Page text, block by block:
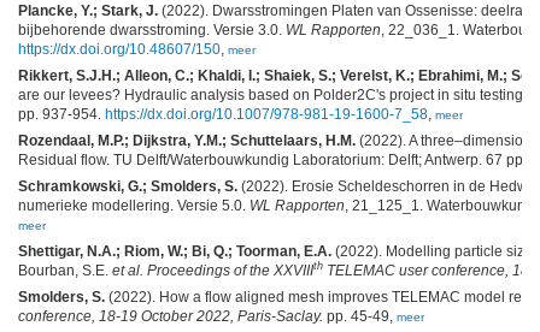
Plancke, Y.; Stark, J. (2022). Dwarsstromingen Platen van Ossenisse:
bijbehorende dwarsstroming. Versie 3.0. WL Rapporten , 22_036_1.
https://dx.doi.org/10.48607/150 meer
Rikkert, S.J.H.; Alleon, C.; Khaldi, I.; Shaiek, S.; Verelst, K.; Ebrahimi, M.;
are our levees? Hydraulic analysis based on Polder2C's project in situ testing,
pp. 937-954. https://dx.doi.org/10.1007/978-981-19-1600-7_58 meer
Rozendaal, M.P.; Dijkstra, Y.M.; Schuttelaars, H.M. (2022). A
Residual flow. TU Delft/Waterbouwkundig Laboratorium: Delft; Antwerp. 67 pp.,
Schramkowski, G.; Smolders, S. (2022). Erosie Scheldeschorren in de
numerieke modellering. Versie 5.0. WL Rapporten , 21_125_1.
meer
Shettigar, N.A.; Riom, W.; Bi, Q.; Toorman, E.A. (2022). Modelling particle size
Bourban, S.E. et al. Proceedings of the XXVIIIth TELEMAC user conference,
Smolders, S. (2022). How a flow aligned mesh improves TELEMAC model
conference, 18-19 October 2022, Paris-Saclay. pp. 45-49, meer